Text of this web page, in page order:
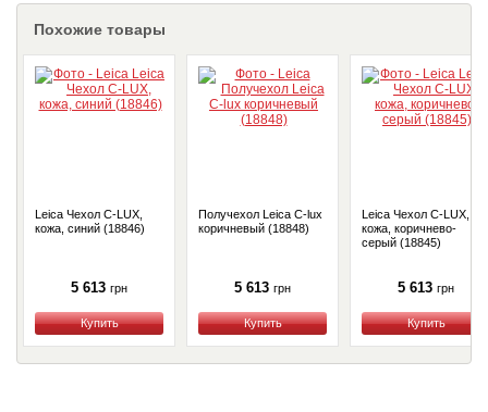
Похожие товары
Leica Чехол C-LUX,
кожа, синий (18846)
5 613 грн
Купить
Получехол Leica C-lux
коричневый (18848)
5 613 грн
Купить
Leica Чехол C-LUX,
кожа, коричнево-
серый (18845)
5 613 грн
Купить